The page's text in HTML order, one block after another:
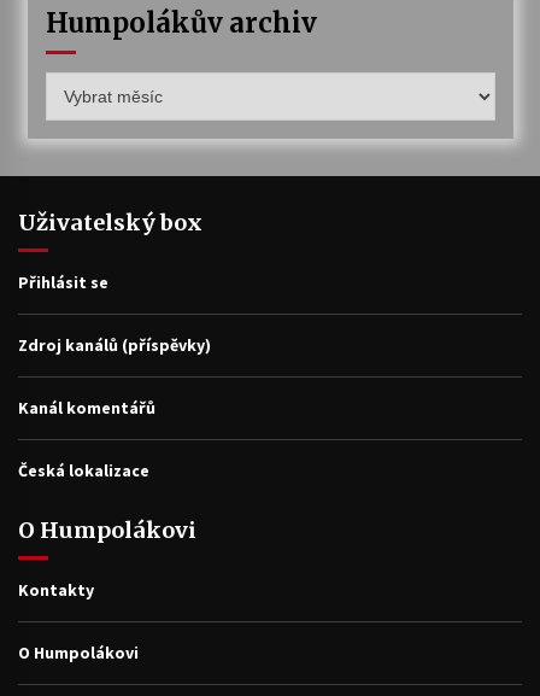
Humpolákův archiv
archiv
Uživatelský box
Přihlásit se
Zdroj kanálů (příspěvky)
Kanál komentářů
Česká lokalizace
O Humpolákovi
Kontakty
O Humpolákovi